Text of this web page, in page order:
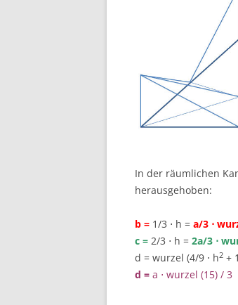
In der räumlichen
herausgehoben:
b = 1/3 ⋅ h = a/3 ⋅
c = 2/3 ⋅ h = 2a/3 ⋅
d = wurzel (4/9 ⋅ h2 +
d = a ⋅ wurzel (15) / 3